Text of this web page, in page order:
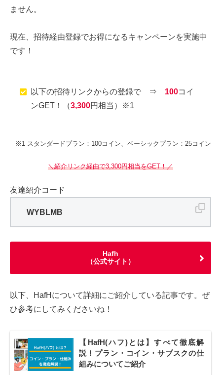
ません。
現在、招待経由登録でお得になるキャンペーンを実施中
です！
以下の招待リンクからの登録で ⇒ 100コイ
ンGET！（3,300円相当）※1
※1 スタンダードプラン：100コイン、ベーシックプラン：25コイン
＼紹介リンク経由で3,300円相当をGET！／
友達紹介コード
WYBLMB
Hafh
（公式サイト）
以下、HafHについて詳細にご紹介している記事です。ぜ
ひ参考にしてみくださいね！
【HafH(ハフ)とは】すべて徹底解
説！プラン・コイン・サブスクの仕
組みについてご紹介